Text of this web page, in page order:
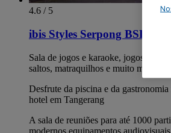
4.6 / 5
ibis Styles Serpong BSD City
Sala de jogos e karaoke, jogos de
saltos, matraquilhos e muito mais.
Desfrute da piscina e da gastronomia
hotel em Tangerang
A sala de reuniões para até 1000
modernos equipamentos